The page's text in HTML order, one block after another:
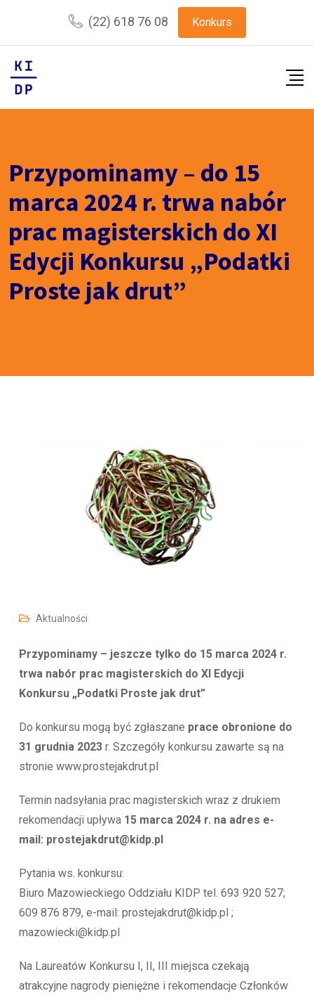
content
(22) 618 76 08 Konkurs
Przypominamy – do 15
marca 2024 r. trwa nabór
prac magisterskich do XI
Edycji Konkursu „Podatki
Proste jak drut”
Aktualności
Przypominamy – jeszcze tylko do 15 marca 2024 r.
trwa nabór prac magisterskich do XI Edycji
Konkursu „Podatki Proste jak drut”
Do konkursu mogą być zgłaszane prace obronione do
31 grudnia 2023 r. Szczegóły konkursu zawarte są na
stronie www.prostejakdrut.pl
Termin nadsyłania prac magisterskich wraz z drukiem
rekomendacji upływa 15 marca 2024 r. na adres e-
mail: prostejakdrut@kidp.pl
Pytania ws. konkursu:
Biuro Mazowieckiego Oddziału KIDP tel. 693 920 527;
609 876 879, e-mail: prostejakdrut@kidp.pl ;
mazowiecki@kidp.pl
Na Laureatów Konkursu I, II, III miejsca czekają
atrakcyjne nagrody pieniężne i rekomendacje Członków